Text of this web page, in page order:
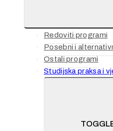
Redoviti programi
Posebni i
Ostali programi
Studijska praksa i